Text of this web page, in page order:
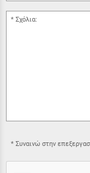
Σχόλια:
Συναινώ στην